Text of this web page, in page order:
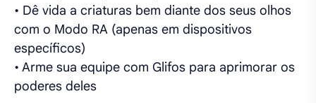
• Dê vida a criaturas bem diante dos seus olhos
com o Modo RA (apenas em dispositivos
específicos)
• Arme sua equipe com Glifos para aprimorar os
poderes deles